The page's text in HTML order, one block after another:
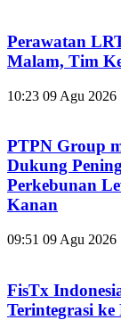
Perawatan
Malam, Tim
10:23 09 Agu 2026
PTPN Group
Dukung
Perkebunan
Kanan
09:51 09 Agu 2026
FisTx
Terintegrasi